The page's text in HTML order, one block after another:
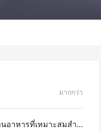
มากกว่า
วิธีเลือกซอฟต์แวร์ร้านอาหารที่เหมาะสมสำหรับร้านอาหารขนาดเล็กหรือกลางของคุณ